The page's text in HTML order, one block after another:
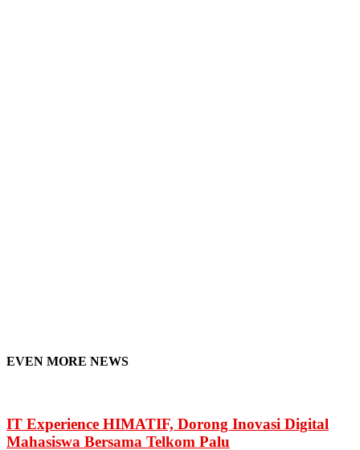
EVEN MORE NEWS
IT Experience HIMATIF, Dorong Inovasi Digital
Mahasiswa Bersama Telkom Palu